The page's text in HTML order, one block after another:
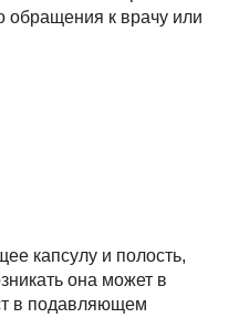
обращения к врачу или
капсулу и полость,
она может в
в подавляющем